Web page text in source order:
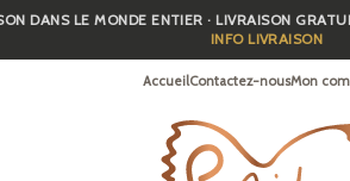
DANS LE MONDE ENTIER · LIVRAISON
INFO LIVRAISON
AccueilContactez-nousMon